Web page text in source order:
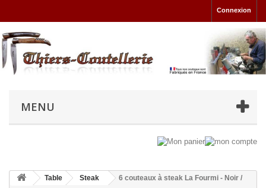
Connexion
MENU
Table Steak
6 couteaux à steak La Fourmi - Noir /